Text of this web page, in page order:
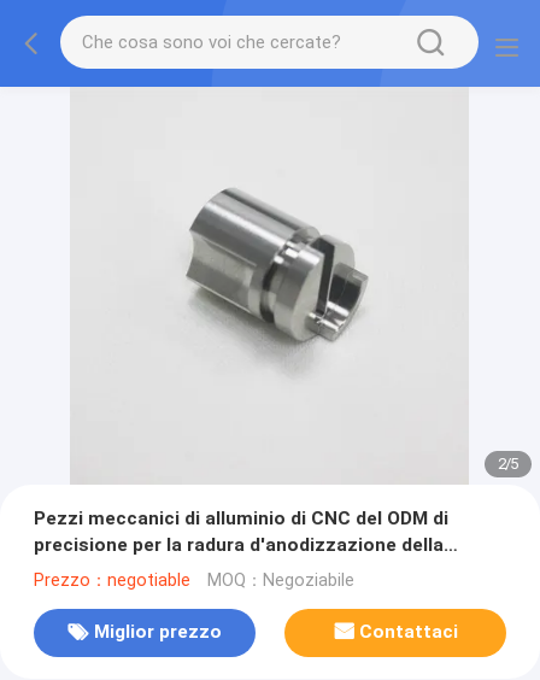
2/5
Pezzi meccanici di alluminio di CNC del ODM di
precisione per la radura d'anodizzazione della
serratura
Prezzo：negotiable MOQ：Negoziabile
Miglior prezzo Contattaci